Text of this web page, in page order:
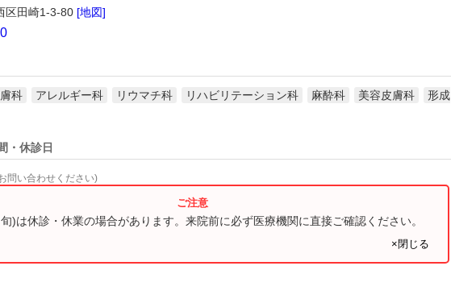
区田崎1-3-80 [地図]
科 アレルギー科 リウマチ科 リハビリテーション科 麻酔科 美容皮膚科
形成
・休診日
問い合わせください)
)は休診・休業の場合があります。来院前に必ず医療機関に直接ご確認ください。
×閉じる